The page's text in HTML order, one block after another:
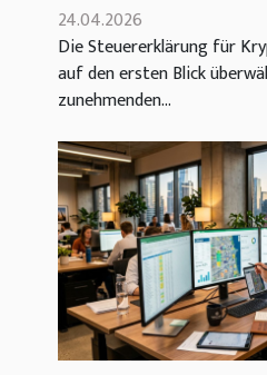
24.04.2026
Die Steuererklärung für
auf den ersten Blick
zunehmenden...